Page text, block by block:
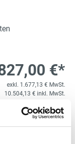
€*
exkl. 1.677,13 € MwSt.
10.504,13 € inkl. MwSt.
15 Werktage
Kostenloser Versand